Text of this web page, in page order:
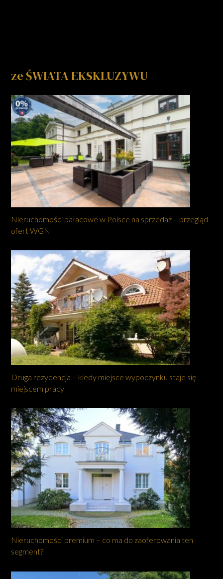
ze ŚWIATA EKSKLUZYWU
Nieruchomości pałacowe w Polsce na sprzedaż – przegląd
ofert WGN
Druga rezydencja – kiedy miejsce wypoczynku staje się
miejscem pracy
Nieruchomości premium – co ma do zaoferowania ten
segment?